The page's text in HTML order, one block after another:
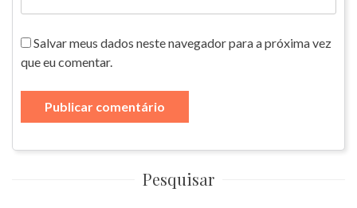
Salvar meus dados neste navegador para a próxima vez
que eu comentar.
Pesquisar